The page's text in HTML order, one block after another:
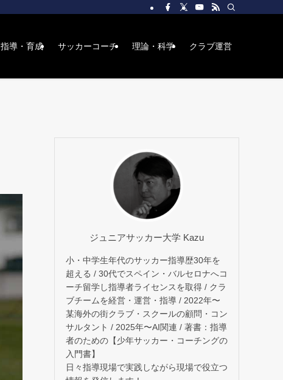
指導・育成 サッカーコーチ 理論・科学 クラブ運営
ジュニアサッカー大学 Kazu
小・中学生年代のサッカー指導歴30年を
超える / 30代でスペイン・バルセロナへコ
ーチ留学し指導者ライセンスを取得 / クラ
ブチームを経営・運営・指導 / 2022年〜
某海外の街クラブ・スクールの顧問・コン
サルタント / 2025年〜AI関連 / 著書：指導
者のための【少年サッカー・コーチングの
入門書】
日々指導現場で実践しながら現場で役立つ